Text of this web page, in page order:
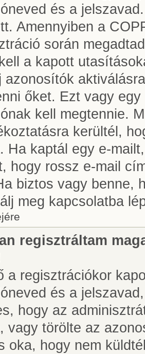
és a
Amennyiben a
során
a kapott
azonosítók
őket. Ezt vagy
kell megtennie.
kerültél,
Ha kaptál egy e-
hogy rossz e-mail
biztos vagy benne,
meg kapcsolatba
regisztráltam
a regisztrációkor
és a
hogy az
vagy törölte az
oka, hogy nem